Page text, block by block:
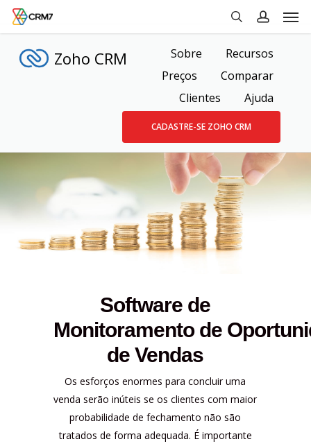
Skip
content
searchaccount
Zoho CRM Sobre
Recursos
Preços
Comparar
Clientes
Ajuda
CADASTRE-SE ZOHO CRM
Software de
Monitoramento de
de Vendas
Os esforços enormes para concluir uma
venda serão inúteis se os clientes com maior
probabilidade de fechamento não são
tratados de forma adequada. É importante